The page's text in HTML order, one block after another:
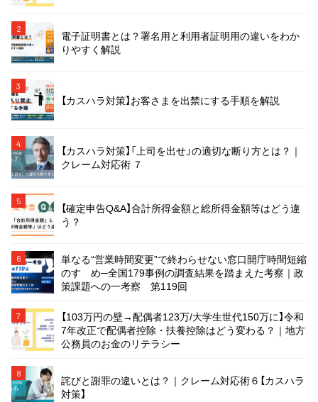
2
電子証明書とは？署名用と利用者証明用の違いをわか
りやすく解説
3
【カスハラ対策】お客さまを出禁にする手順を解説
4
【カスハラ対策】「上司を出せ」の適切な断り方とは？｜
クレーム対応術 ７
5
【確定申告Q&A】合計所得金額と総所得金額等はどう違
う？
6
単なる“営業時間変更”で終わらせない窓口開庁時間短縮
のすゝめ─全国179事例の調査結果を踏まえた考察｜政
策課題への一考察 第119回
7
【103万円の壁→配偶者123万/大学生世代150万に】令和
7年改正で配偶者控除・扶養控除はどう変わる？｜地方
公務員のお金のリテラシー
8
詫びと謝罪の違いとは？｜クレーム対応術６【カスハラ
対策】